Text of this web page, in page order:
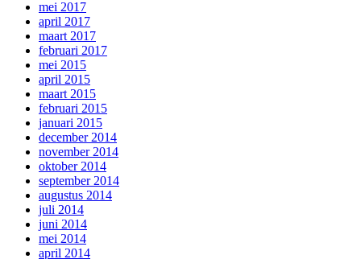
mei 2017
april 2017
maart 2017
februari 2017
mei 2015
april 2015
maart 2015
februari 2015
januari 2015
december 2014
november 2014
oktober 2014
september 2014
augustus 2014
juli 2014
juni 2014
mei 2014
april 2014